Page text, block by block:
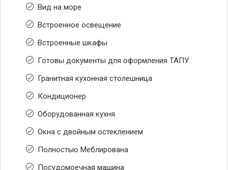
Вид на море
Встроенное освещение
Встроенные шкафы
Готовы документы для оформления ТАПУ
Гранитная кухонная столешница
Кондиционер
Оборудованная кухня
Окна с двойным остеклением
Полностью Меблирована
Посудомоечная машина